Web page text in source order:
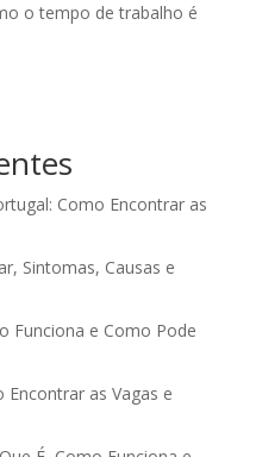
o tempo de trabalho é
Como Encontrar as
Sintomas, Causas e
Funciona e Como Pode
as Vagas e